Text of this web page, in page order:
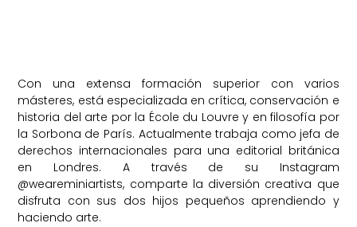
Con una extensa formación superior con varios
másteres, está especializada en crítica, conservación e
historia del arte por la École du Louvre y en filosofía por
la Sorbona de París. Actualmente trabaja como jefa de
derechos internacionales para una editorial británica
en Londres. A través de su Instagram
@weareminiartists, comparte la diversión creativa que
disfruta con sus dos hijos pequeños aprendiendo y
haciendo arte.